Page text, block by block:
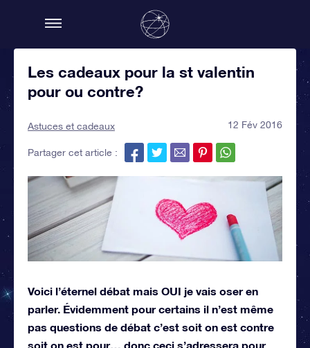
Les cadeaux pour la st valentin
pour ou contre?
Astuces et cadeaux 12 Fév 2016
Partager cet article :
Voici l’éternel débat mais OUI je vais oser en
parler. Évidemment pour certains il n’est même
pas questions de débat c’est soit on est contre
soit on est pour… donc ceci s’adressera pour